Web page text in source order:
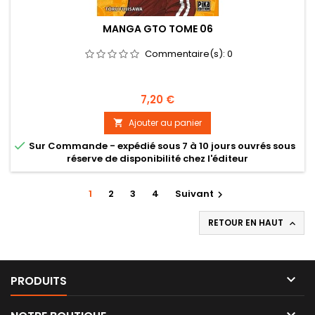
MANGA GTO TOME 06
Commentaire(s): 0
Prix
7,20 €
 Ajouter au panier
 Sur Commande - expédié sous 7 à 10 jours ouvrés sous
réserve de disponibilité chez l'éditeur
1 2 3 4 Suivant 
RETOUR EN HAUT 
PRODUITS 